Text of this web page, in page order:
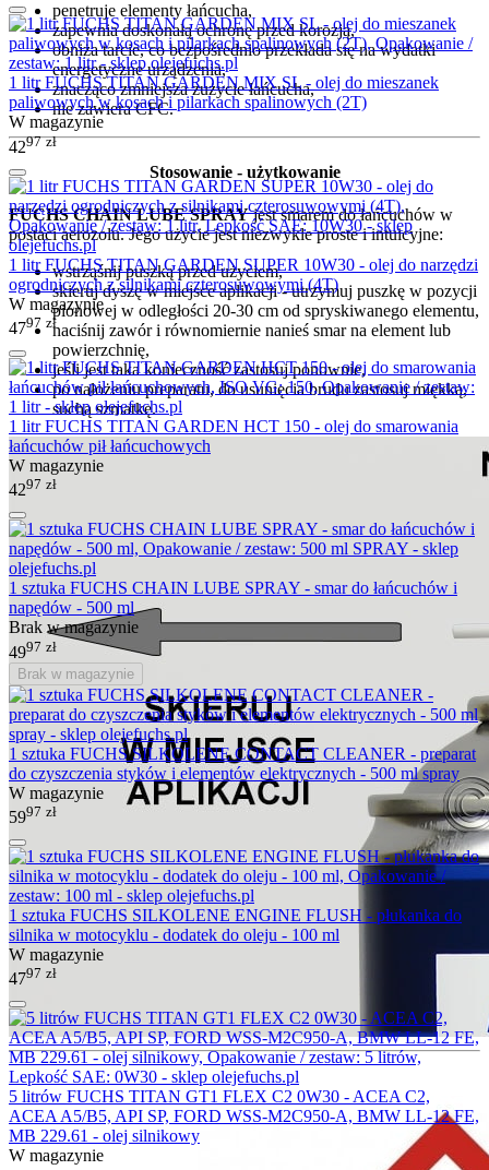
penetruje elementy łańcucha,
zapewnia doskonałą ochronę przed korozją,
obniża tarcie, co bezpośrednio przekłada się na wydatki
energetyczne urządzenia,
znacząco zmniejsza zużycie łańcucha,
nie zawiera CFC.
Stosowanie - użytkowanie
FUCHS CHAIN LUBE SPRAYjest smarem do łańcuchów w
postaci aerozolu. Jego użycie jest niezwykle proste i intuicyjne:
wstrząśnij puszką przed użyciem,
skieruj dyszę w miejsce aplikacji - utrzymuj puszkę w pozycji
pionowej w odległości 20-30 cm od spryskiwanego elementu,
naciśnij zawór i równomiernie nanieś smar na element lub
powierzchnię,
jeśli jest taka konieczność zastosuj ponownie,
po nałożeniu preparatu, do usunięcia brudu zastosuj miękką,
suchą szmatkę.
1 litr FUCHS TITAN GARDEN MIX SL - olej do mieszanek
paliwowych w kosach i pilarkach spalinowych (2T)
W magazynie
4297 zł
1 litr FUCHS TITAN GARDEN SUPER 10W30 - olej do narzędzi
ogrodniczych z silnikami czterosuwowymi (4T)
W magazynie
4797 zł
1 litr FUCHS TITAN GARDEN HCT 150 - olej do smarowania
łańcuchów pił łańcuchowych
W magazynie
4297 zł
1 sztuka FUCHS CHAIN LUBE SPRAY - smar do łańcuchów i
napędów - 500 ml
Brak w magazynie
4997 zł
Brak w magazynie
1 sztuka FUCHS SILKOLENE CONTACT CLEANER - preparat
do czyszczenia styków i elementów elektrycznych - 500 ml spray
W magazynie
5997 zł
1 sztuka FUCHS SILKOLENE ENGINE FLUSH - płukanka do
silnika w motocyklu - dodatek do oleju - 100 ml
W magazynie
4797 zł
5 litrów FUCHS TITAN GT1 FLEX C2 0W30 - ACEA C2,
ACEA A5/B5, API SP, FORD WSS-M2C950-A, BMW LL-12 FE,
MB 229.61 - olej silnikowy
W magazynie